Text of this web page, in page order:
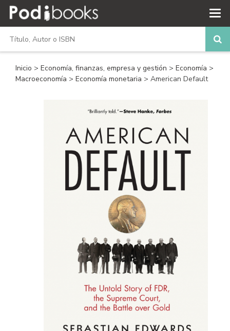
Inicio > Economía, finanzas, empresa y gestión > Economía >
Macroeconomía > Economía monetaria > American Default